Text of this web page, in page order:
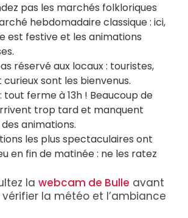
pas les marchés folkloriques
hebdomadaire classique : ici,
est festive et les animations
réservé aux locaux : touristes,
sont les bienvenus.
ferme à 13h ! Beaucoup de
trop tard et manquent
des animations.
les plus spectaculaires ont
en fin de matinée : ne les ratez
la webcam de Bulle avant
la météo et l’ambiance